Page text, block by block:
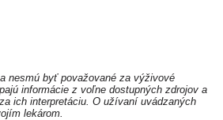
nesmú byť považované za výživové
informácie z voľne dostupných zdrojov a
ich interpretáciu. O užívaní uvádzaných
lekárom.